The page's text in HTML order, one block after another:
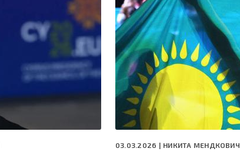
03.03.2026 | НИКИТА МЕНДКОВИЧ